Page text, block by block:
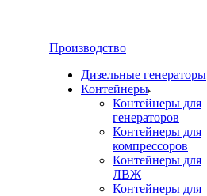
Производство
Дизельные генераторы
Контейнеры
Контейнеры для
генераторов
Контейнеры для
компрессоров
Контейнеры для
ЛВЖ
Контейнеры для